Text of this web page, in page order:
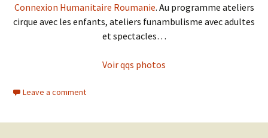
Connexion Humanitaire Roumanie. Au programme ateliers
cirque avec les enfants, ateliers funambulisme avec adultes
et spectacles…
Voir qqs photos
Leave a comment